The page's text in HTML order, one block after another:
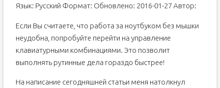
Язык: Русский Формат: Обновлено: 2016-01-27 Автор:
Если Вы считаете, что работа за ноутбуком без мышки
неудобна, попробуйте перейти на управление
клавиатурными комбинациями. Это позволит
выполнять рутинные дела гораздо быстрее!
На написание сегодняшней статьи меня натолкнул